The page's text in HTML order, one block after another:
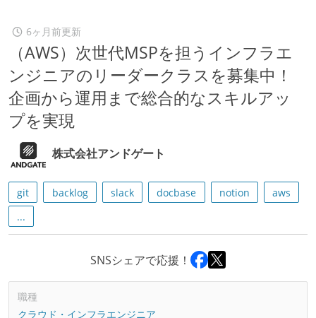
6ヶ月前更新
（AWS）次世代MSPを担うインフラエ
ンジニアのリーダークラスを募集中！
企画から運用まで総合的なスキルアッ
プを実現
株式会社アンドゲート
git backlog slack docbase notion
aws
...
SNSシェアで応援！
職種
クラウド・インフラエンジニア